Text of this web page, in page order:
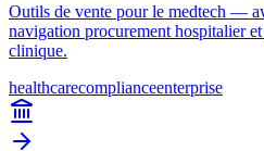
Outils de vente pour le medtech —
navigation procurement hospitalier
clinique.
healthcarecomplianceenterprise